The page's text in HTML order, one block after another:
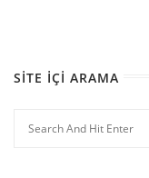
SITE İÇI ARAMA